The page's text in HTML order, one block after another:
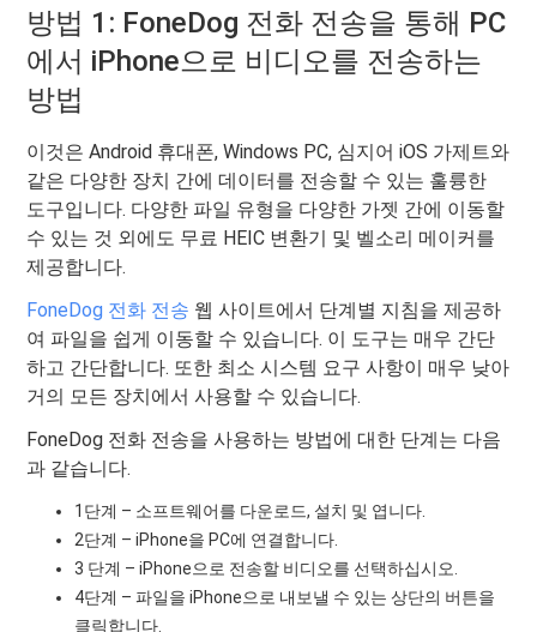
방법 1: FoneDog 전화 전송을 통해 PC
에서 iPhone으로 비디오를 전송하는
방법
이것은 Android 휴대폰, Windows PC, 심지어 iOS 가제트와
같은 다양한 장치 간에 데이터를 전송할 수 있는 훌륭한
도구입니다. 다양한 파일 유형을 다양한 가젯 간에 이동할
수 있는 것 외에도 무료 HEIC 변환기 및 벨소리 메이커를
제공합니다.
FoneDog 전화 전송 웹 사이트에서 단계별 지침을 제공하
여 파일을 쉽게 이동할 수 있습니다. 이 도구는 매우 간단
하고 간단합니다. 또한 최소 시스템 요구 사항이 매우 낮아
거의 모든 장치에서 사용할 수 있습니다.
FoneDog 전화 전송을 사용하는 방법에 대한 단계는 다음
과 같습니다.
1단계 – 소프트웨어를 다운로드, 설치 및 엽니다.
2단계 – iPhone을 PC에 연결합니다.
3 단계 – iPhone으로 전송할 비디오를 선택하십시오.
4단계 – 파일을 iPhone으로 내보낼 수 있는 상단의 버튼을
클릭합니다.